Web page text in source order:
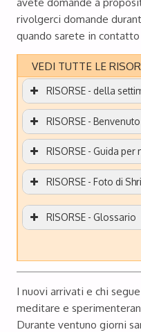
rivolgerci domande
quando sarete in
VEDI TUTTE LE
RISORSE - della
RISORSE -
RISORSE - Guida
RISORSE - Foto di
RISORSE - Glossario
I nuovi arrivati ​​e chi
meditare e
Durante ventuno giorni